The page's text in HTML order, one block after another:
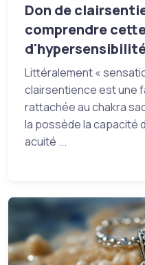
Don de
comprendre
Littéralement «
clairsentience est une
rattachée au chakra
la possède la capacité
acuité ...